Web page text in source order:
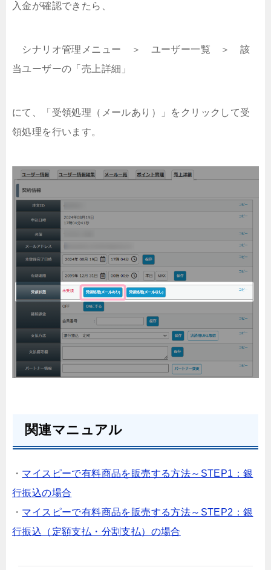
入金が確認できたら、
シナリオ管理メニュー ＞ ユーザー一覧 ＞ 該
当ユーザーの「売上詳細」
にて、「受領処理（メールあり）」をクリックして受
領処理を行います。
関連マニュアル
・ マイスピーで有料商品を販売する方法～STEP1：銀
行振込の場合
・ マイスピーで有料商品を販売する方法～STEP2：銀
行振込（定額支払・分割支払）の場合